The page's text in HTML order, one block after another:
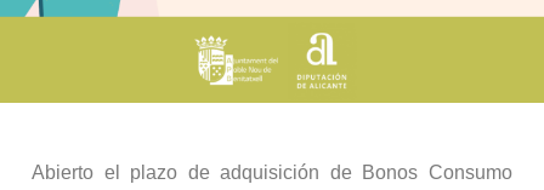
Abierto el plazo de adquisición de Bonos Consumo